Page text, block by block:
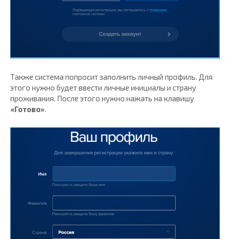
Также система попросит заполнить личный профиль. Для
этого нужно будет ввести личные инициалы и страну
проживания. После этого нужно нажать на клавишу
«Готово».